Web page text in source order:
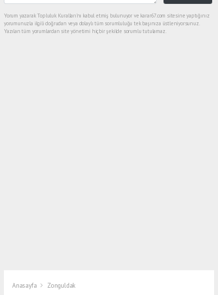
Yorum yazarak Topluluk Kuralları’nı kabul etmiş bulunuyor ve karar67.com sitesine yaptığınız
yorumunuzla ilgili doğrudan veya dolaylı tüm sorumluluğu tek başınıza üstleniyorsunuz.
Yazılan tüm yorumlardan site yönetimi hiçbir şekilde sorumlu tutulamaz.
Anasayfa Zonguldak